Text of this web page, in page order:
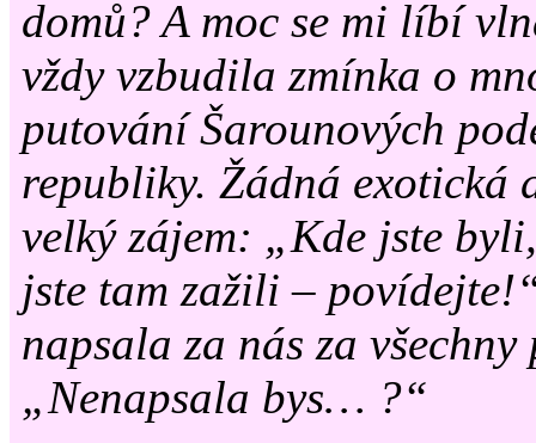
domů? A moc se mi líbí
vždy vzbudila zmínka o
putování Šarounových
republiky. Žádná exotická
velký zájem: „Kde jste
jste tam zažili –
napsala za nás za všechny
„Nenapsala bys… ?“